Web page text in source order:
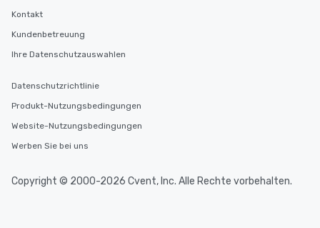
Kontakt
Kundenbetreuung
Ihre Datenschutzauswahlen
Datenschutzrichtlinie
Produkt-Nutzungsbedingungen
Website-Nutzungsbedingungen
Werben Sie bei uns
Copyright © 2000-2026 Cvent, Inc. Alle Rechte vorbehalten.